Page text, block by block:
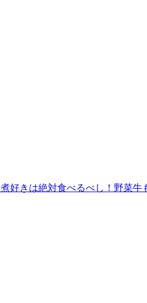
煮好きは絶対食べるべし！野菜